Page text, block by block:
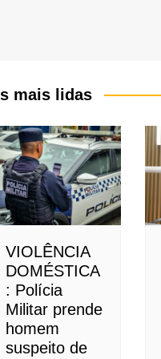
mais lidas
VIOLÊNCIA
DOMÉSTICA
: Polícia
Militar prende
homem
suspeito de